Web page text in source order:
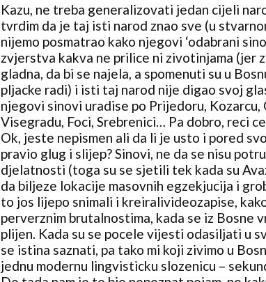
Kazu, ne treba generalizovati jedan cijeli
tvrdim da je taj isti narod znao sve (u
nijemo posmatrao kako njegovi ‘odabrani
zvjerstva kakva ne prilice ni zivotinjama (jer
gladna, da bi se najela, a spomenuti su u
pljacke radi) i isti taj narod nije digao svoj
njegovi sinovi uradise po Prijedoru, Kozarcu,
Visegradu, Foci, Srebrenici… Pa dobro, reci
Ok, jeste nepismen ali da li je usto i pored
pravio glug i slijep? Sinovi, ne da se nisu
djelatnosti (toga su se sjetili tek kada su
da biljeze lokacije masovnih egzekjucija i
to jos lijepo snimali i kreiralivideozapise,
perverznim brutalnostima, kada se iz Bosne
plijen. Kada su se pocele vijesti odasiljati u
se istina saznati, pa tako mi koji zivimo u
jednu modernu lingvisticku slozenicu –